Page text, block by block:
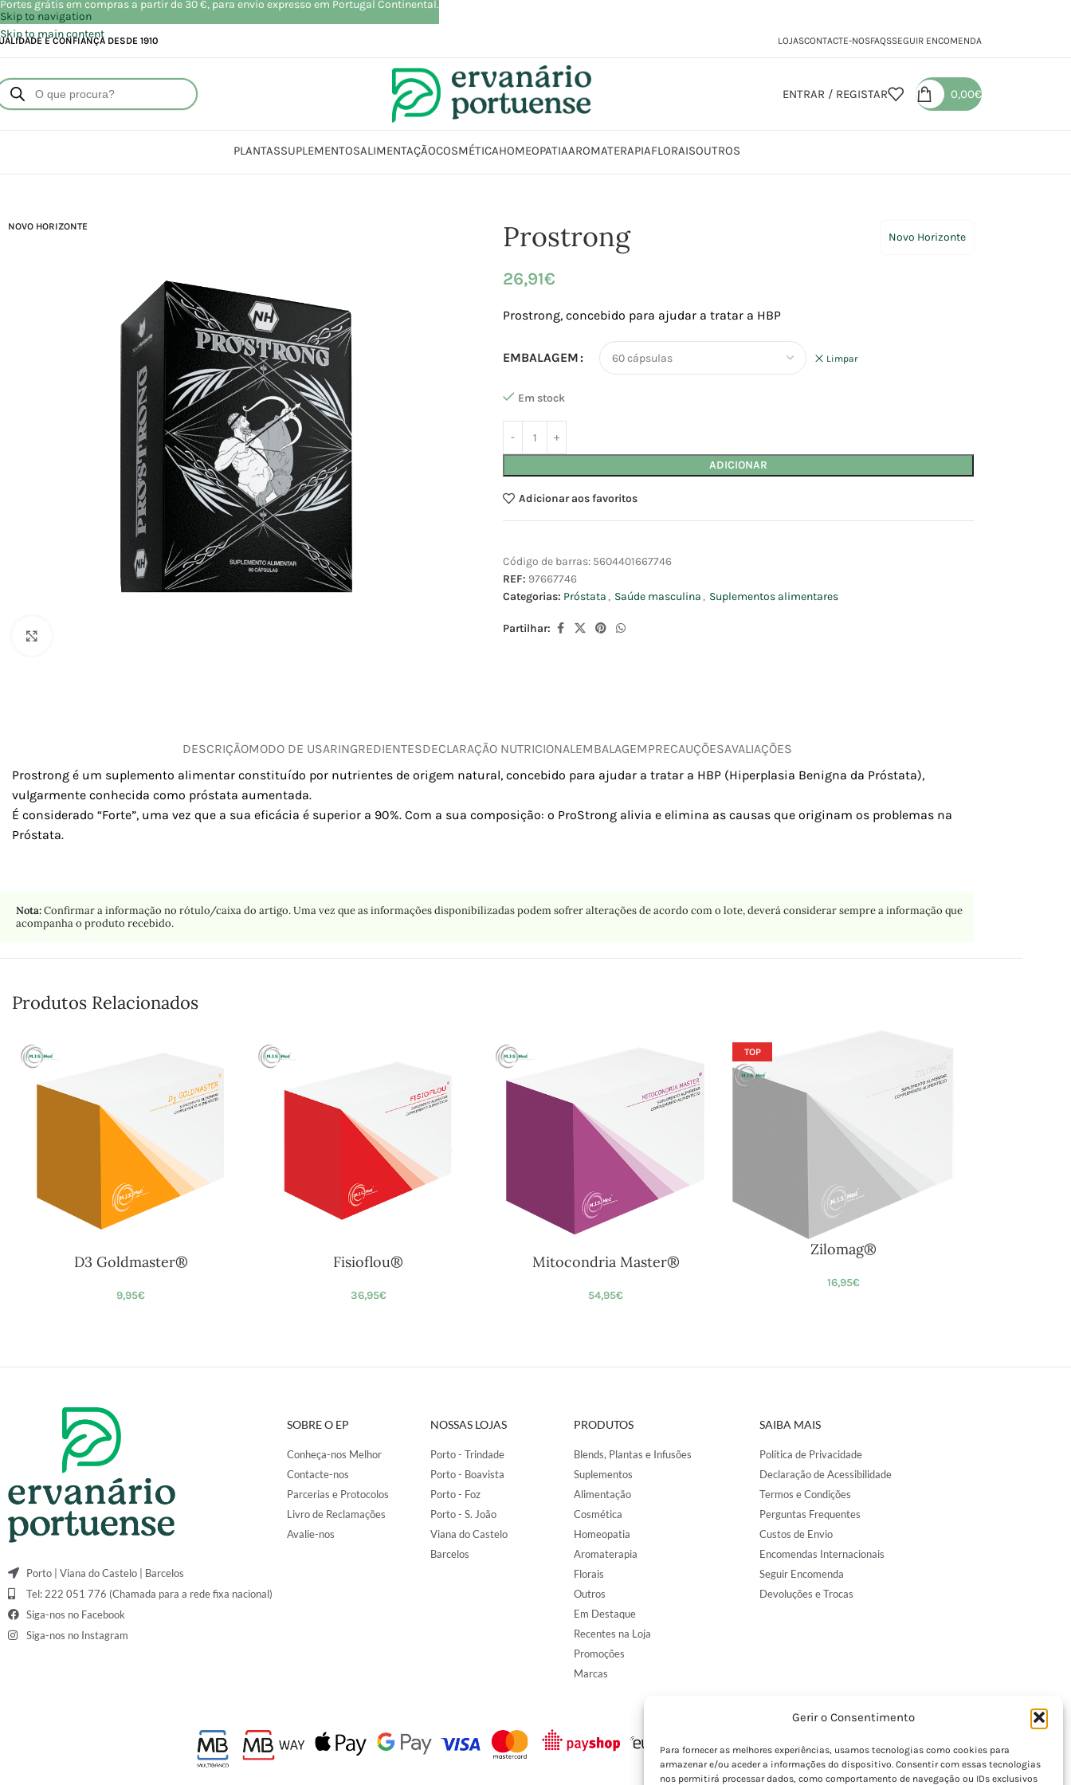
Gerir o Consentimento
Para fornecer as melhores experiências, usamos tecnologias como cookies para
armazenar e/ou aceder a informações do dispositivo. Consentir com essas tecnologias
nos permitirá processar dados, como comportamento de navegação ou IDs exclusivos
Skip to navigation
Skip to main content
E CONFIANÇA DESDE 1910 LOJASCONTACTE-NOSFAQSSEGUIR ENCOMENDA
ENTRAR / REGISTAR 0,00€
PLANTASSUPLEMENTOSALIMENTAÇÃOCOSMÉTICAHOMEOPATIAAROMATERAPIAFLORAISOUTROS
NOVO HORIZONTE Prostrong Novo Horizonte
26,91€
Prostrong, concebido para ajudar a tratar a HBP
EMBALAGEM Limpar
Em stock
ADICIONAR
Adicionar aos favoritos
Código de barras: 5604401667746
REF: 97667746
Categorias: Próstata , Saúde masculina , Suplementos alimentares
Partilhar:
DESCRIÇÃOMODO DE USARINGREDIENTESDECLARAÇÃO NUTRICIONAL EMBALAGEMPRECAUÇÕESAVALIAÇÕES
Prostrong é um suplemento alimentar constituído por nutrientes de origem natural, concebido para ajudar a tratar a HBP (Hiperplasia Benigna da Próstata),
vulgarmente conhecida como próstata aumentada.
É considerado “Forte”, uma vez que a sua eficácia é superior a 90%. Com a sua composição: o ProStrong alivia e elimina as causas que originam os problemas na
Próstata.
Nota:Confirmar a informação no rótulo/caixa do artigo. Uma vez que as informações disponibilizadas podem sofrer alterações de acordo com o lote, deverá considerar sempre a informação que
acompanha o produto recebido.
Produtos Relacionados
D3 Goldmaster®
9,95€
Fisioflou®
36,95€
Mitocondria Master®
54,95€
TOP
Zilomag®
16,95€
Porto | Viana do Castelo | Barcelos
Tel: 222 051 776 (Chamada para a rede fixa nacional)
Siga-nos no Facebook
Siga-nos no Instagram
SOBRE O EP
Conheça-nos Melhor
Contacte-nos
Parcerias e Protocolos
Livro de Reclamações
Avalie-nos
NOSSAS LOJAS
Porto - Trindade
Porto - Boavista
Porto - Foz
Porto - S. João
Viana do Castelo
Barcelos
PRODUTOS
Blends, Plantas e Infusões
Suplementos
Alimentação
Cosmética
Homeopatia
Aromaterapia
Florais
Outros
Em Destaque
Recentes na Loja
Promoções
Marcas
SAIBA MAIS
Política de Privacidade
Declaração de Acessibilidade
Termos e Condições
Perguntas Frequentes
Custos de Envio
Encomendas Internacionais
Seguir Encomenda
Devoluções e Trocas
Portes grátis em compras a partir de 30 €, para envio expresso em Portugal Continental.